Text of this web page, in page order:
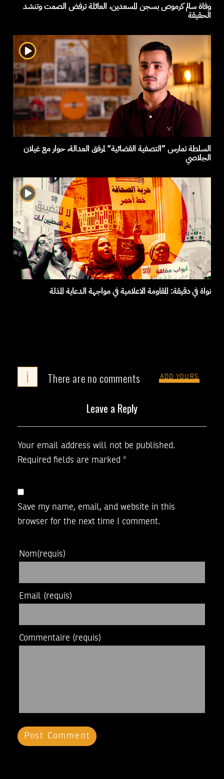
وفاة سالم كرموص بسجن المسعدين، العائلة ترفض الصمت وتنشد
الحقيقة
السلطة تمارس ”التصفية القضائية“ لمرفق العدالة، حوار مع غيلان
الجلاصي
نواة في دقيقة: المقاومة الاعلامية في مواجهة الدعاية المذلة
i There are no comments ADD YOURS
Leave a Reply
Your email address will not be published.
Required fields are marked *
Save my name, email, and website in this
browser for the next time I comment.
Nom(requis)
Email (requis)
Commentaire (requis)